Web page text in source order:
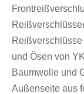
und Ösen von
Baumwolle und
Außenseite aus